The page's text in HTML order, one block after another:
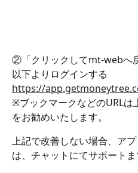
②「クリックしてmt-webへ
以下よりログインする
https://
※ブックマークなどのURLは
をお勧めいたします。
上記で改善しない場合、ア
は、チャットにてサポートま